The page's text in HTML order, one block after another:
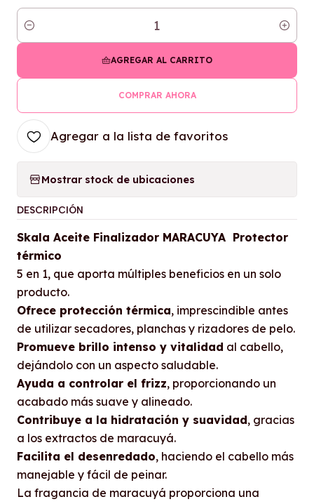
Cantidad
AGREGAR AL CARRITO
COMPRAR AHORA
Agregar a la lista de favoritos
Mostrar stock de ubicaciones
DESCRIPCIÓN
Skala Aceite Finalizador MARACUYA Protector
térmico
5 en 1, que aporta múltiples beneficios en un solo
producto.
Ofrece protección térmica, imprescindible antes
de utilizar secadores, planchas y rizadores de pelo.
Promueve brillo intenso y vitalidad al cabello,
dejándolo con un aspecto saludable.
Ayuda a controlar el frizz, proporcionando un
acabado más suave y alineado.
Contribuye a la hidratación y suavidad, gracias
a los extractos de maracuyá.
Facilita el desenredado, haciendo el cabello más
manejable y fácil de peinar.
La fragancia de maracuyá proporciona una